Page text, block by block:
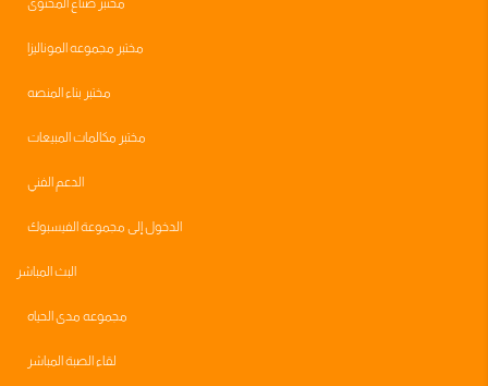
مختبر صناع المحتوى
مختبر مجموعه الموناليزا
مختبر بناء المنصه
مختبر مكالمات المبيعات
الدعم الفني
الدخول إلى مجموعة الفيسبوك
البث المباشر
مجموعه مدى الحياه
لقاء الصبة المباشر